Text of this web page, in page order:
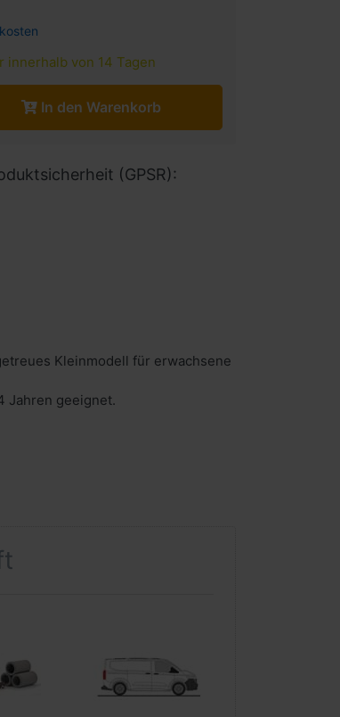
innerhalb von 14 Tagen
In den Warenkorb
(GPSR):
Kleinmodell für erwachsene
Jahren geeignet.